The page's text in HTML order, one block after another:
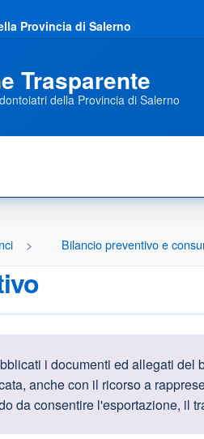
Provincia di Salerno
Trasparente
della Provincia di Salerno
Bilancio preventivo e
introduttive
i documenti ed allegati
anche con il ricorso a
da consentire l'esportazione, il